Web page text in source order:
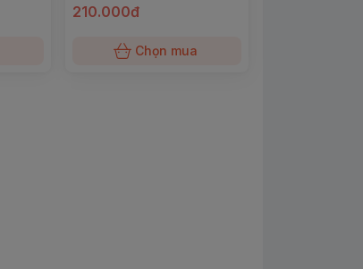
210.000đ
Chọn mua